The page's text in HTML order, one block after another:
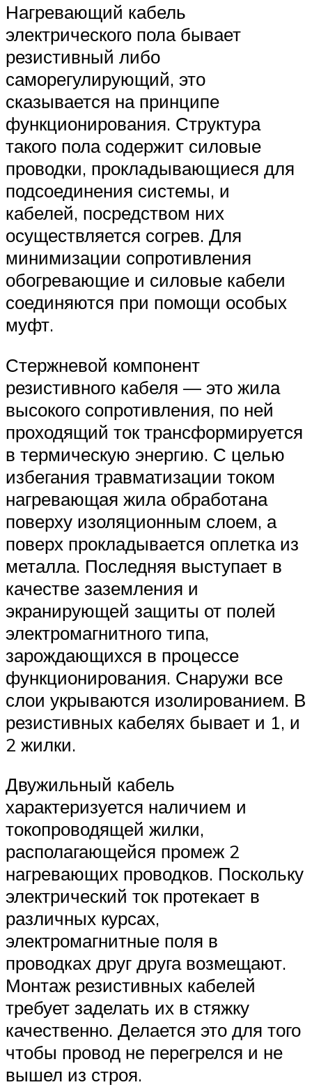
Нагревающий кабель
электрического пола бывает
резистивный либо
саморегулирующий, это
сказывается на принципе
функционирования. Структура
такого пола содержит силовые
проводки, прокладывающиеся для
подсоединения системы, и
кабелей, посредством них
осуществляется согрев. Для
минимизации сопротивления
обогревающие и силовые кабели
соединяются при помощи особых
муфт.
Стержневой компонент
резистивного кабеля — это жила
высокого сопротивления, по ней
проходящий ток трансформируется
в термическую энергию. С целью
избегания травматизации током
нагревающая жила обработана
поверху изоляционным слоем, а
поверх прокладывается оплетка из
металла. Последняя выступает в
качестве заземления и
экранирующей защиты от полей
электромагнитного типа,
зарождающихся в процессе
функционирования. Снаружи все
слои укрываются изолированием. В
резистивных кабелях бывает и 1, и
2 жилки.
Двужильный кабель
характеризуется наличием и
токопроводящей жилки,
располагающейся промеж 2
нагревающих проводков. Поскольку
электрический ток протекает в
различных курсах,
электромагнитные поля в
проводках друг друга возмещают.
Монтаж резистивных кабелей
требует заделать их в стяжку
качественно. Делается это для того
чтобы провод не перегрелся и не
вышел из строя.